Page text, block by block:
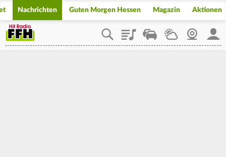
Nachrichten Guten Morgen Hessen Magazin Aktionen
PlaylistStaupilotWetterWebcam